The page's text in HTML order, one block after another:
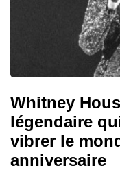
Whitney
légendaire
vibrer le
anniversaire